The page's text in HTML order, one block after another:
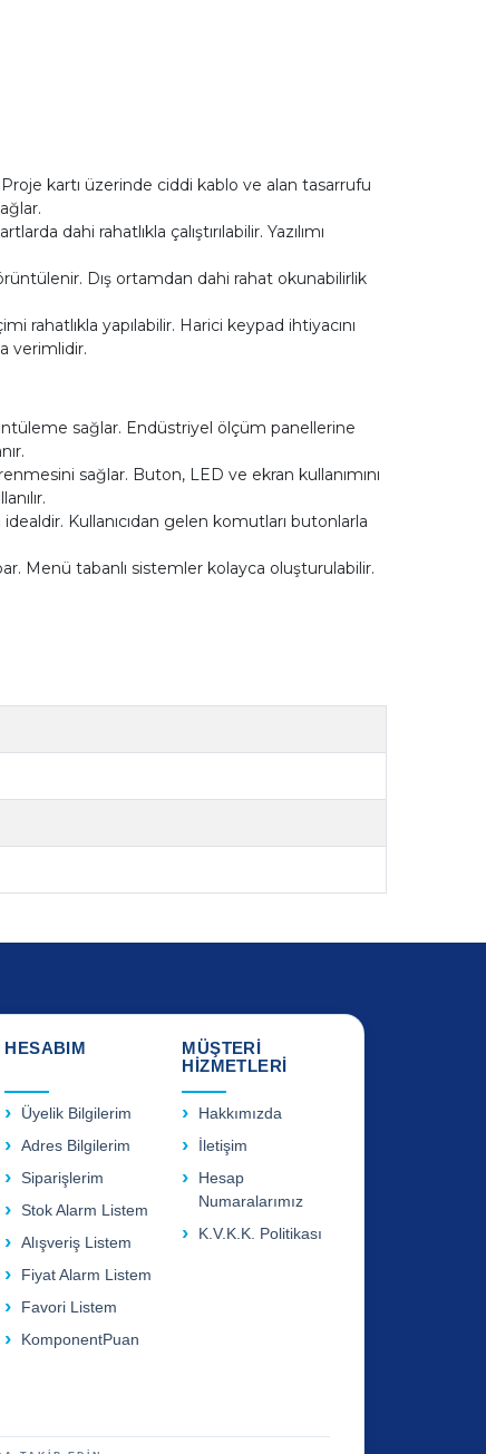
kartı üzerinde ciddi kablo ve alan tasarrufu
dahi rahatlıkla çalıştırılabilir. Yazılımı
Dış ortamdan dahi rahat okunabilirlik
yapılabilir. Harici keypad ihtiyacını
verimlidir.
sağlar. Endüstriyel ölçüm panellerine
sağlar. Buton, LED ve ekran kullanımını
Kullanıcıdan gelen komutları butonlarla
Menü tabanlı sistemler kolayca oluşturulabilir.
HESABIM
Üyelik Bilgilerim
Adres Bilgilerim
Siparişlerim
Stok Alarm Listem
Alışveriş Listem
Fiyat Alarm Listem
Favori Listem
KomponentPuan
MÜŞTERİ
HİZMETLERİ
Hakkımızda
İletişim
Hesap
Numaralarımız
K.V.K.K. Politikası